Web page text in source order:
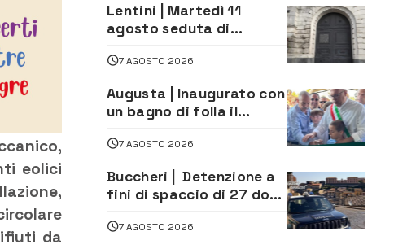
eolici
da
Lentini | Martedì 11
agosto seduta di
7 AGOSTO 2026
Augusta | Inaugurato con
un bagno di folla il
Moro
7 AGOSTO 2026
Buccheri | Detenzione a
fini di spaccio di 27 dosi
20enni
7 AGOSTO 2026